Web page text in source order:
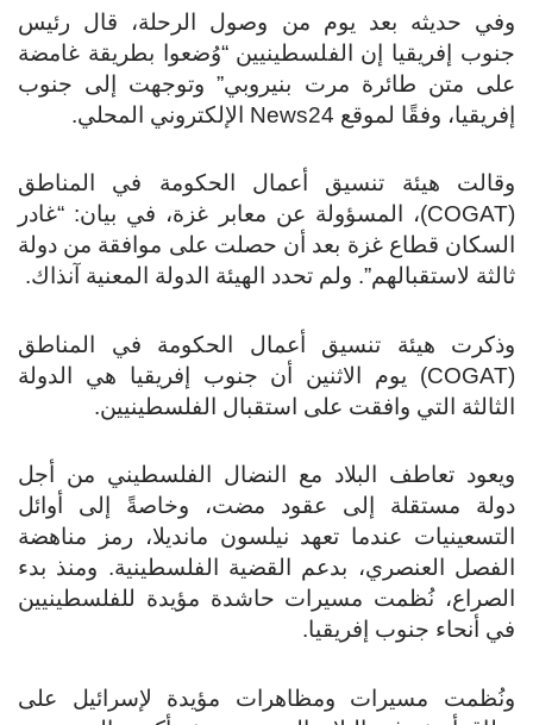
وفي حديثه بعد يوم من وصول الرحلة، قال رئيس
جنوب إفريقيا إن الفلسطينيين “وُضعوا بطريقة غامضة
على متن طائرة مرت بنيروبي” وتوجهت إلى جنوب
إفريقيا، وفقًا لموقع News24 الإلكتروني المحلي.
وقالت هيئة تنسيق أعمال الحكومة في المناطق
(COGAT)، المسؤولة عن معابر غزة، في بيان: “غادر
السكان قطاع غزة بعد أن حصلت على موافقة من دولة
ثالثة لاستقبالهم”. ولم تحدد الهيئة الدولة المعنية آنذاك.
وذكرت هيئة تنسيق أعمال الحكومة في المناطق
(COGAT) يوم الاثنين أن جنوب إفريقيا هي الدولة
الثالثة التي وافقت على استقبال الفلسطينيين.
ويعود تعاطف البلاد مع النضال الفلسطيني من أجل
دولة مستقلة إلى عقود مضت، وخاصةً إلى أوائل
التسعينيات عندما تعهد نيلسون مانديلا، رمز مناهضة
الفصل العنصري، بدعم القضية الفلسطينية. ومنذ بدء
الصراع، نُظمت مسيرات حاشدة مؤيدة للفلسطينيين
في أنحاء جنوب إفريقيا.
ونُظمت مسيرات ومظاهرات مؤيدة لإسرائيل على